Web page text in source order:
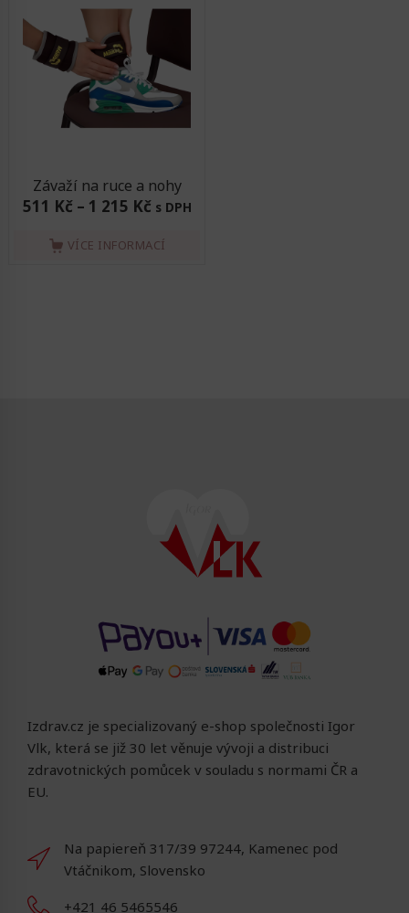
Závaží na ruce a nohy
511 Kč– 1 215 Kč s DPH
VÍCE INFORMACÍ
Izdrav.cz je specializovaný e-shop společnosti Igor
Vlk, která se již 30 let věnuje vývoji a distribuci
zdravotnických pomůcek v souladu s normami ČR a
EU.
Na papiereň 317/39 97244, Kamenec pod
Vtáčnikom, Slovensko
+421 46 5465546